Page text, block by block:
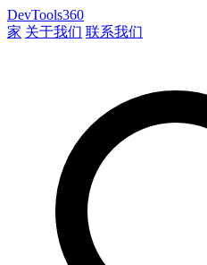
DevTools360
家 关于我们 联系我们